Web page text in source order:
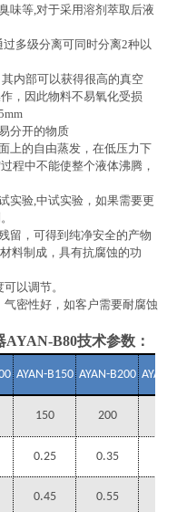
味等 对于采用溶剂萃取后液
过多级分离可同时分离2种以
其内部可以获得很高的真空
，因此物料不易氧化受损
分开的物质
上的自由蒸发，在低压力下
程中不能使整个液体沸腾，
实验 中试实验，如果需要更
留，可得到纯净安全的产物
料制成，具有抗腐蚀的功
以调节。
密性好，如客户需要耐腐蚀
AYAN-B80技术参数：
AYAN-B150 AYAN-B200 AYAN-
150 200
0.25 0.35
0.45 0.55